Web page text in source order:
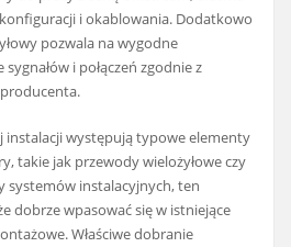
i okablowania. Dodatkowo
pozwala na wygodne
i połączeń zgodnie z
instalacji występują typowe elementy
takie jak przewody wielożyłowe czy
systemów instalacyjnych, ten
dobrze wpasować się w istniejące
Właściwe dobranie